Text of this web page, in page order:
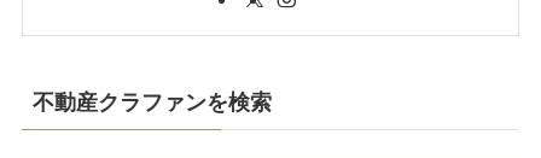
不動産クラファンを検索